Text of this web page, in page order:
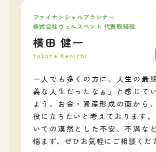
ファイナンシャルプランナー
株式会社ウェルスペント 代表取締役
横田 健一
Yokota Kenichi
一人でも多くの方に、人生の最
義な人生だったなぁ」と感じて
よう、お金・資産形成の面から
役に立ちたいと考えております
いての漠然とした不安、不満な
悩まず、ぜひお気軽にご相談くだ